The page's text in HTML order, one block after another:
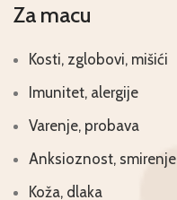
Za macu
Kosti, zglobovi, mišići
Imunitet, alergije
Varenje, probava
Anksioznost, smirenje
Koža, dlaka